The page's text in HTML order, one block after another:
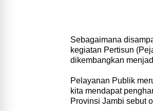
Sebagaimana
kegiatan Pertisun
dikembangkan
Pelayanan Publik
kita mendapat
Provinsi Jambi sebut